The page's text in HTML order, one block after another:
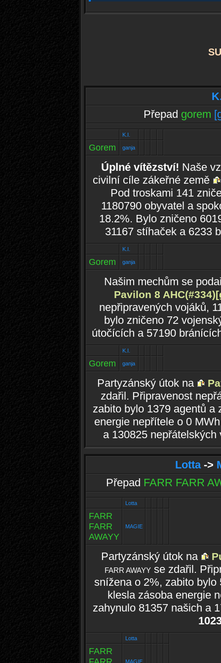
Přepad gorem
K.I.
Gorem ganja
Úplné vítězství! Naše
civilní cíle zákeřné země
Pod troskami 141
1180790 obyvatel a
18.2%. Bylo zničeno
31167 stíhaček a 6233
K.I.
Gorem ganja
Našim mechům se
Pavilon 8 AHC(#334)
nepřipravených vojáků,
bylo zničeno 72
útočících a 57190
K.I.
Gorem ganja
Partyzánský útok na
zdařil. Připravenost
zabito bylo 1379 agentů a
energie nepřítele o 0
a 130825
Lotta ->
Přepad FARR FARR
Lotta
FARR
FARR
AWAYY
MAGIE
Partyzánský útok na
FARR AWAYYse zdařil.
snížena o 2%, zabito
klesla zásoba energie
zahynulo 81357 našich a
Lotta
FARR
MAGIE